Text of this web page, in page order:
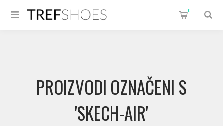
0
PROIZVODI OZNAČENI S
'SKECH-AIR'